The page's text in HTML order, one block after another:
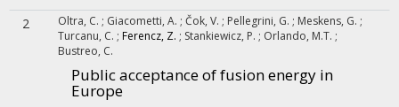
2 Oltra, C. ; Giacometti, A. ; Čok, V. ; Pellegrini, G. ; Meskens, G. ;
Turcanu, C. ; Ferencz, Z. ; Stankiewicz, P. ; Orlando, M.T. ;
Bustreo, C.
Public acceptance of fusion energy in
Europe